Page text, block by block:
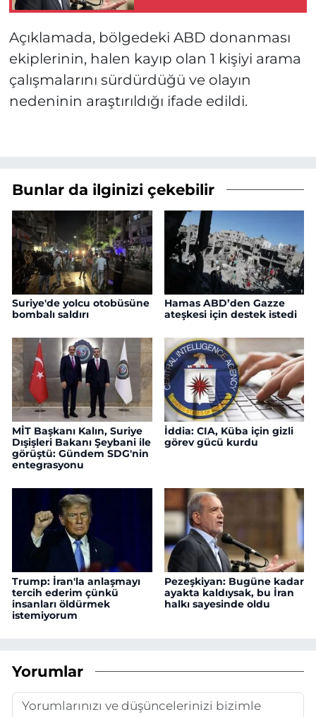
Açıklamada, bölgedeki ABD donanması
ekiplerinin, halen kayıp olan 1 kişiyi arama
çalışmalarını sürdürdüğü ve olayın
nedeninin araştırıldığı ifade edildi.
Bunlar da ilginizi çekebilir
Suriye'de yolcu otobüsüne
bombalı saldırı
Hamas ABD’den Gazze
ateşkesi için destek istedi
MİT Başkanı Kalın, Suriye
Dışişleri Bakanı Şeybani ile
görüştü: Gündem SDG'nin
entegrasyonu
İddia: CIA, Küba için gizli
görev gücü kurdu
Trump: İran'la anlaşmayı
tercih ederim çünkü
insanları öldürmek
istemiyorum
Pezeşkiyan: Bugüne kadar
ayakta kaldıysak, bu İran
halkı sayesinde oldu
Yorumlar